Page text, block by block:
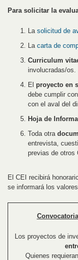
Para solicitar la
La solicitud de
La carta de
Curriculum
involucradas/os.
El proyecto en
debe cumplir
con el aval del
Hoja de
Toda otra
entrevista,
previas de otros
El CEI recibirá
se informará los
Los proyectos de
Quienes